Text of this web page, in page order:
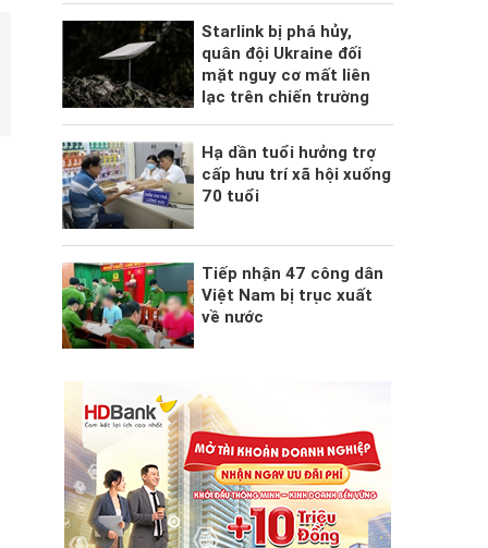
Starlink bị phá hủy,
quân đội Ukraine đối
mặt nguy cơ mất liên
lạc trên chiến trường
Hạ dần tuổi hưởng trợ
cấp hưu trí xã hội xuống
70 tuổi
Tiếp nhận 47 công dân
Việt Nam bị trục xuất
về nước